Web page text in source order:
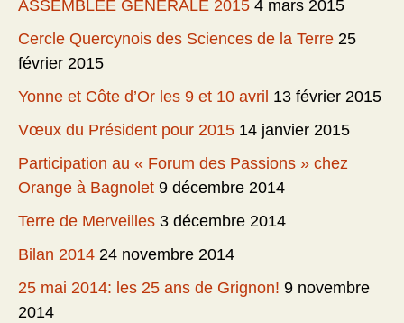
ASSEMBLEE GENERALE 2015 4 mars 2015
Cercle Quercynois des Sciences de la Terre 25
février 2015
Yonne et Côte d’Or les 9 et 10 avril 13 février 2015
Vœux du Président pour 2015 14 janvier 2015
Participation au « Forum des Passions » chez
Orange à Bagnolet 9 décembre 2014
Terre de Merveilles 3 décembre 2014
Bilan 2014 24 novembre 2014
25 mai 2014: les 25 ans de Grignon! 9 novembre
2014